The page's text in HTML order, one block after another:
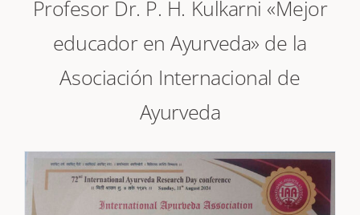
recibido el Premio en Memoria del
Profesor Dr. P. H. Kulkarni «Mejor
educador en Ayurveda» de la
Asociación Internacional de
Ayurveda